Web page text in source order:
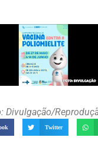
Divulgação/
Twitter